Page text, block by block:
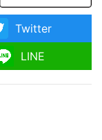
Twitter
LINE